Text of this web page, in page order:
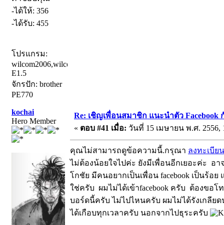
-ได้ให้: 356
-ได้รับ: 455
โปรแกรม:
wilcom2006,wilcom
E1.5
จักรปัก: brother
PE770
kochai
Hero Member
Re: เชิญเพื่อนสมาชิก แนะนำตัว Facebook
« ตอบ #41 เมื่อ: วันที่ 15 เมษายน พ.ศ. 2556,
คุณไม่สามารถดูข้อความนี้.กรุณา ลงทะเบียน
ไม่ต้องน้อยใจไปค่ะ ยังมีเพื่อนอีกเยอะค่ะ อา
โกชัย มีคนอยากเป็นเพื่อน facebook เป็นร้อย
ใช่ครับ ผมไม่ได้เข้าfacebook ครับ ต้องขอ
บอร์ดนี้ครับ ไม่ไปไหนครับ ผมไม่ได้รังเกลี
ได้เกือบทุกเวลาครับ นอกจากไปธุระครับ